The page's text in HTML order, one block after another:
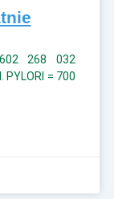
602 268 032
PYLORI = 700